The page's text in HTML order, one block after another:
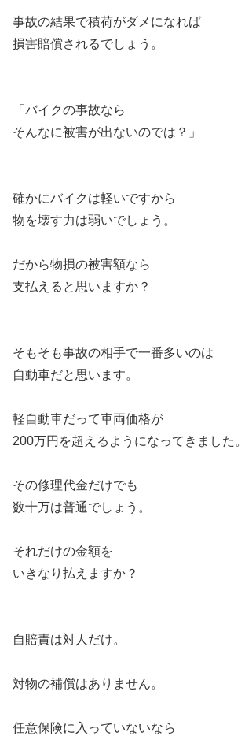
事故の結果で積荷がダメになれば
損害賠償されるでしょう。
「バイクの事故なら
そんなに被害が出ないのでは？」
確かにバイクは軽いですから
物を壊す力は弱いでしょう。
だから物損の被害額なら
支払えると思いますか？
そもそも事故の相手で一番多いのは
自動車だと思います。
軽自動車だって車両価格が
200万円を超えるようになってきました。
その修理代金だけでも
数十万は普通でしょう。
それだけの金額を
いきなり払えますか？
自賠責は対人だけ。
対物の補償はありません。
任意保険に入っていないなら